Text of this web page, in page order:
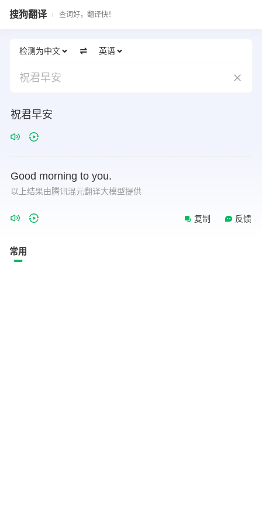
搜狗翻译 查词好，翻译快！
检测为中文 英语
祝君早安
祝君早安
Good morning to you.
以上结果由腾讯混元翻译大模型提供
复制 反馈
常用